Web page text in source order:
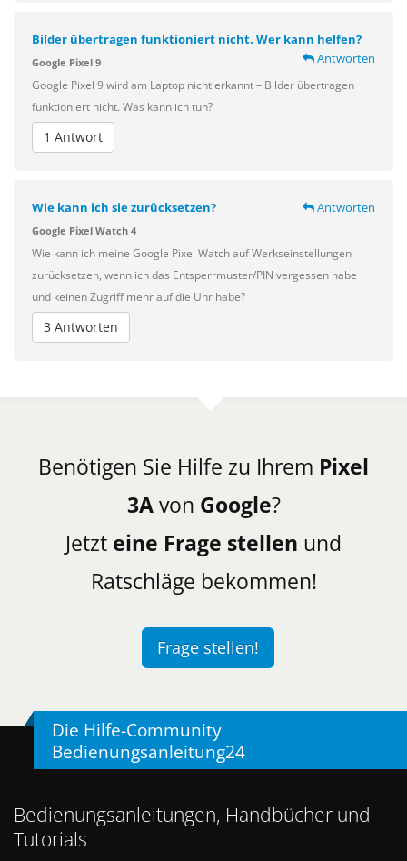
Bilder übertragen funktioniert nicht. Wer kann helfen?
Antworten
Google Pixel 9
Google Pixel 9 wird am Laptop nicht erkannt – Bilder übertragen
funktioniert nicht. Was kann ich tun?
1 Antwort
Wie kann ich sie zurücksetzen? Antworten
Google Pixel Watch 4
Wie kann ich meine Google Pixel Watch auf Werkseinstellungen
zurücksetzen, wenn ich das Entsperrmuster/PIN vergessen habe
und keinen Zugriff mehr auf die Uhr habe?
3 Antworten
Benötigen Sie Hilfe zu Ihrem Pixel
3Avon Google?
Jetzt eine Frage stellen und
Ratschläge bekommen!
Frage stellen!
Die Hilfe-Community
Bedienungsanleitung24
Bedienungsanleitungen, Handbücher und
Tutorials